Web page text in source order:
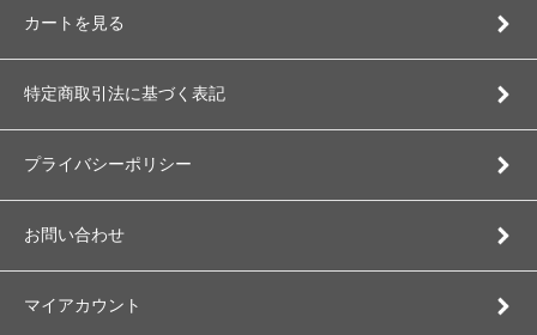
カートを見る
特定商取引法に基づく表記
プライバシーポリシー
お問い合わせ
マイアカウント